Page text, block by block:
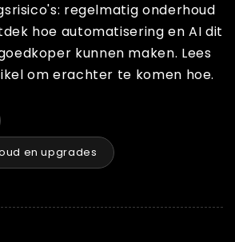
regelmatig onderhoud
hoe automatisering en AI dit
kunnen maken. Lees
om erachter te komen hoe.
en upgrades